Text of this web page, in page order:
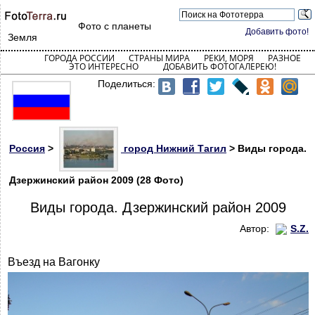
Добавить фото!
Фото с планеты
Земля
ГОРОДА РОССИИ СТРАНЫ МИРА РЕКИ, МОРЯ РАЗНОЕ
ЭТО ИНТЕРЕСНО ДОБАВИТЬ ФОТОГАЛЕРЕЮ!
Поделиться:
Россия > город Нижний Тагил > Виды города.
Дзержинский район 2009 (28 Фото)
Виды города. Дзержинский район 2009
Автор: S.Z.
Въезд на Вагонку